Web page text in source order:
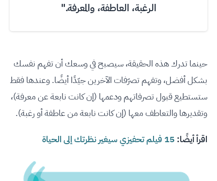
الرغبة، العاطفة، والمعرفة."
حينما تدرك هذه الحقيقة، سيصبح في وسعك أن تفهم نفسك
بشكل أفضل، وتفهم تصرّفات الآخرين جيّدًا أيضًا. وعندها فقط
ستستطيع قبول تصرفاتهم ودعمها (إن كانت نابعة عن معرفة)،
وتقديرها والتعاطف معها (إن كانت نابعة من عاطفة أو رغبة).
اقرأ أيضًا: